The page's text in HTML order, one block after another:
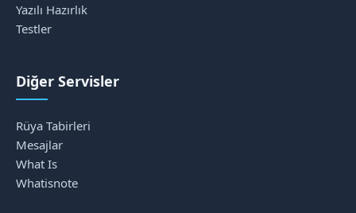
Yazılı Hazırlık
Testler
Diğer Servisler
Rüya Tabirleri
Mesajlar
What Is
Whatisnote